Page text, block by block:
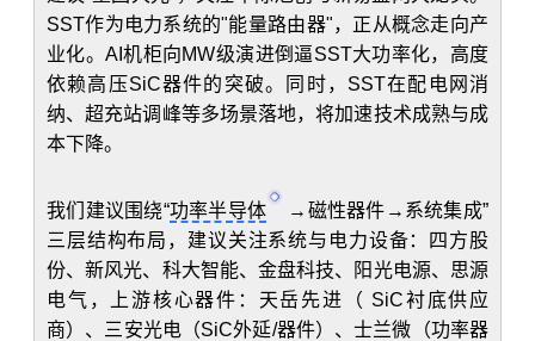
SST作为电力系统的"能量路由器"，正从概念走向产
业化。AI机柜向MW级演进倒逼SST大功率化，高度
依赖高压SiC器件的突破。同时，SST在配电网消
纳、超充站调峰等多场景落地，将加速技术成熟与成
本下降。
我们建议围绕“功率半导体
→磁性器件→系统集成”
三层结构布局，建议关注系统与电力设备：四方股
份、新风光、科大智能、金盘科技、阳光电源、思源
电气，上游核心器件：天岳先进（ SiC衬底供应
商）、三安光电（SiC外延/器件）、士兰微（功率器